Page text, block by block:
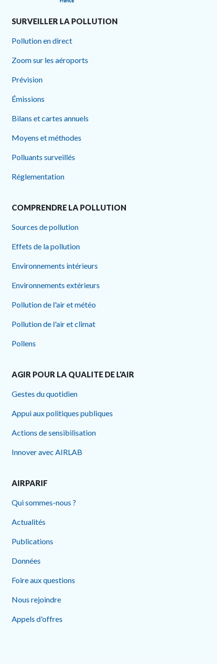
SURVEILLER LA POLLUTION
Pollution en direct
Zoom sur les aéroports
Prévision
Émissions
Bilans et cartes annuels
Moyens et méthodes
Polluants surveillés
Réglementation
COMPRENDRE LA POLLUTION
Sources de pollution
Effets de la pollution
Environnements intérieurs
Environnements extérieurs
Pollution de l'air et météo
Pollution de l'air et climat
Pollens
AGIR POUR LA QUALITE DE L'AIR
Gestes du quotidien
Appui aux politiques publiques
Actions de sensibilisation
Innover avec AIRLAB
AIRPARIF
Qui sommes-nous ?
Actualités
Publications
Données
Foire aux questions
Nous rejoindre
Appels d'offres